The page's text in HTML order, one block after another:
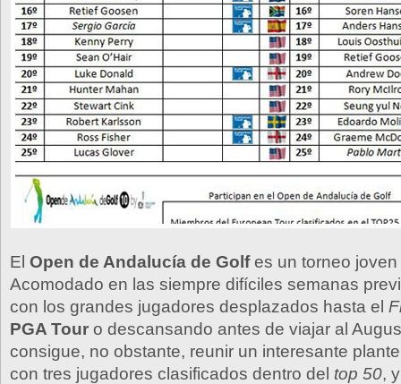
El Open de Andalucía de Golfes un torneo joven
Acomodado en las siempre difíciles semanas
con los grandes jugadores desplazados hasta el
PGA Tour o descansando antes de viajar al
consigue, no obstante, reunir un interesante
con tres jugadores clasificados dentro del top 50,